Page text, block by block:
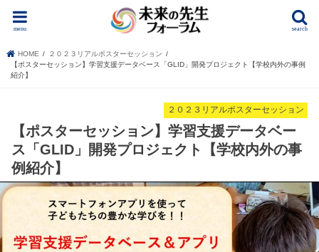
search
menu
HOME
２０２３リアルポスターセッション
【ポスターセッション】学習支援データベース「GLID」開発プロジェクト【学校内外の事例
紹介】
２０２３リアルポスターセッション
【ポスターセッション】学習支援データベー
ス「GLID」開発プロジェクト【学校内外の事
例紹介】